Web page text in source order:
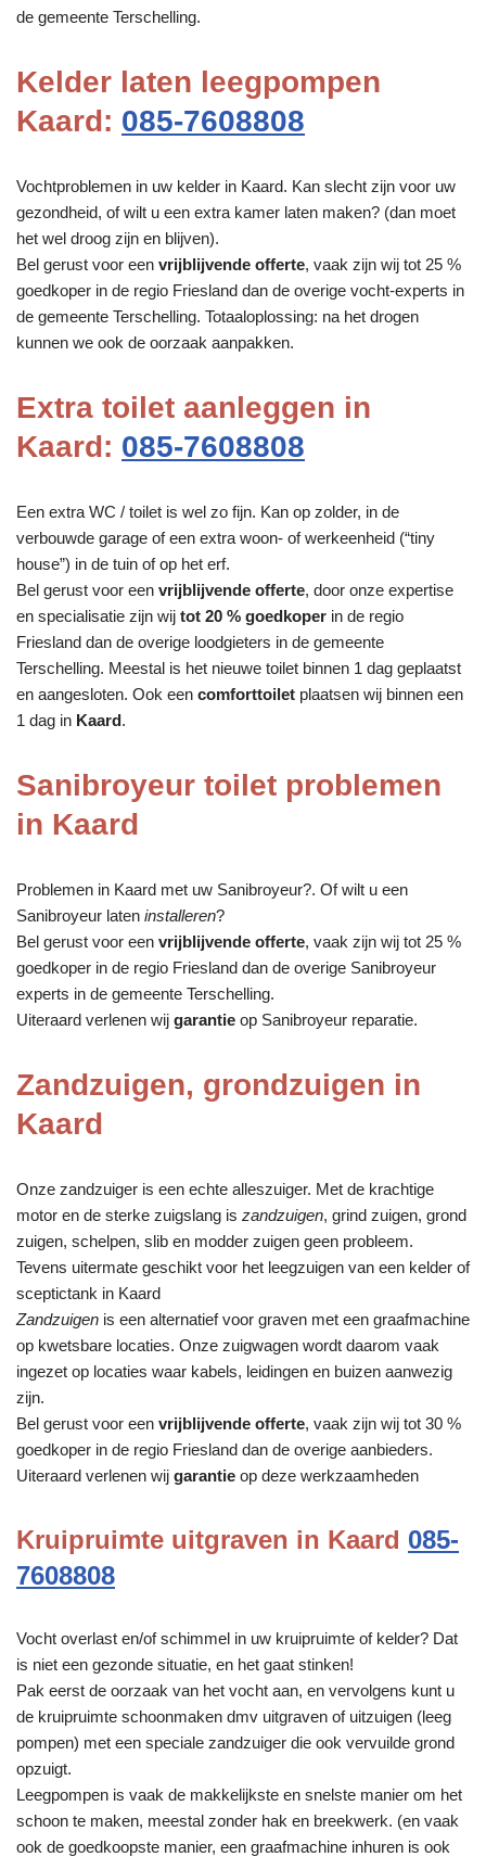
de gemeente Terschelling.
Kelder laten leegpompen
Kaard: 085-7608808
Vochtproblemen in uw kelder in Kaard. Kan slecht zijn voor uw
gezondheid, of wilt u een extra kamer laten maken? (dan moet
het wel droog zijn en blijven).
Bel gerust voor een vrijblijvende offerte, vaak zijn wij tot 25 %
goedkoper in de regio Friesland dan de overige vocht-experts in
de gemeente Terschelling. Totaaloplossing: na het drogen
kunnen we ook de oorzaak aanpakken.
Extra toilet aanleggen in
Kaard: 085-7608808
Een extra WC / toilet is wel zo fijn. Kan op zolder, in de
verbouwde garage of een extra woon- of werkeenheid (“tiny
house”) in de tuin of op het erf.
Bel gerust voor een vrijblijvende offerte, door onze expertise
en specialisatie zijn wij tot 20 % goedkoper in de regio
Friesland dan de overige loodgieters in de gemeente
Terschelling. Meestal is het nieuwe toilet binnen 1 dag geplaatst
en aangesloten. Ook een comforttoilet plaatsen wij binnen een
1 dag in Kaard.
Sanibroyeur toilet problemen
in Kaard
Problemen in Kaard met uw Sanibroyeur?. Of wilt u een
Sanibroyeur laten installeren?
Bel gerust voor een vrijblijvende offerte, vaak zijn wij tot 25 %
goedkoper in de regio Friesland dan de overige Sanibroyeur
experts in de gemeente Terschelling.
Uiteraard verlenen wij garantie op Sanibroyeur reparatie.
Zandzuigen, grondzuigen in
Kaard
Onze zandzuiger is een echte alleszuiger. Met de krachtige
motor en de sterke zuigslang is zandzuigen, grind zuigen, grond
zuigen, schelpen, slib en modder zuigen geen probleem.
Tevens uitermate geschikt voor het leegzuigen van een kelder of
sceptictank in Kaard
Zandzuigen is een alternatief voor graven met een graafmachine
op kwetsbare locaties. Onze zuigwagen wordt daarom vaak
ingezet op locaties waar kabels, leidingen en buizen aanwezig
zijn.
Bel gerust voor een vrijblijvende offerte, vaak zijn wij tot 30 %
goedkoper in de regio Friesland dan de overige aanbieders.
Uiteraard verlenen wij garantie op deze werkzaamheden
Kruipruimte uitgraven in Kaard 085-
7608808
Vocht overlast en/of schimmel in uw kruipruimte of kelder? Dat
is niet een gezonde situatie, en het gaat stinken!
Pak eerst de oorzaak van het vocht aan, en vervolgens kunt u
de kruipruimte schoonmaken dmv uitgraven of uitzuigen (leeg
pompen) met een speciale zandzuiger die ook vervuilde grond
opzuigt.
Leegpompen is vaak de makkelijkste en snelste manier om het
schoon te maken, meestal zonder hak en breekwerk. (en vaak
ook de goedkoopste manier, een graafmachine inhuren is ook